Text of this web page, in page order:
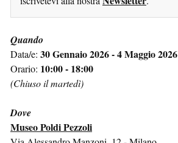
Quando
Data/e: 30 Gennaio 2026 - 4 Maggio 2026
Orario: 10:00 - 18:00
(Chiuso il martedì)
Dove
Museo Poldi Pezzoli